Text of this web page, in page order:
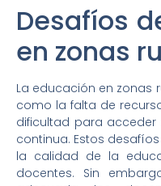
Desafíos
en zonas
La educación en zonas
como la falta de
dificultad para
continua. Estos
la calidad de la
docentes. Sin